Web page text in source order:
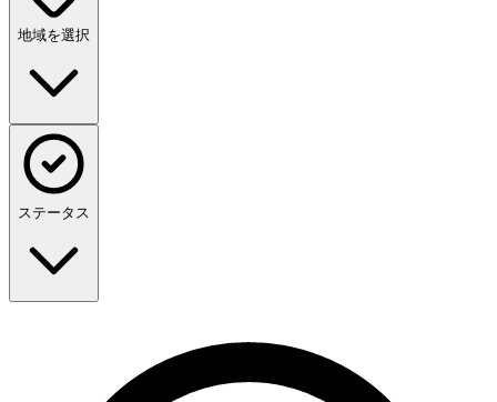
地域を選択
ステータス